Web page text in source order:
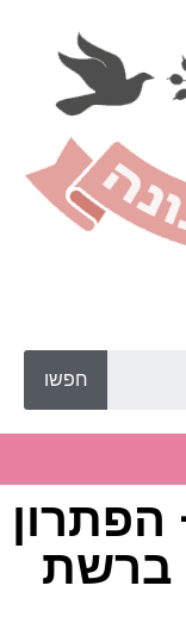
חפשו
הפתרון
ברשת